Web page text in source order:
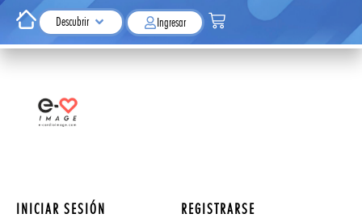
Descubrir Ingresar
INICIAR SESIÓN REGISTRARSE